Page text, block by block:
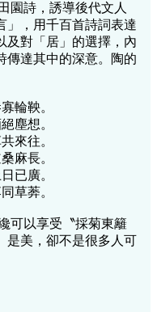
園詩，誘導後代文人
」，用千百首詩詞表達
及對「居」的選擇，內
傳達其中的深意。陶的
輪鞅。
塵想。
來往。
麻長。
已廣。
草莾。
可以享受〝採菊東籬
是美，卻不是很多人可